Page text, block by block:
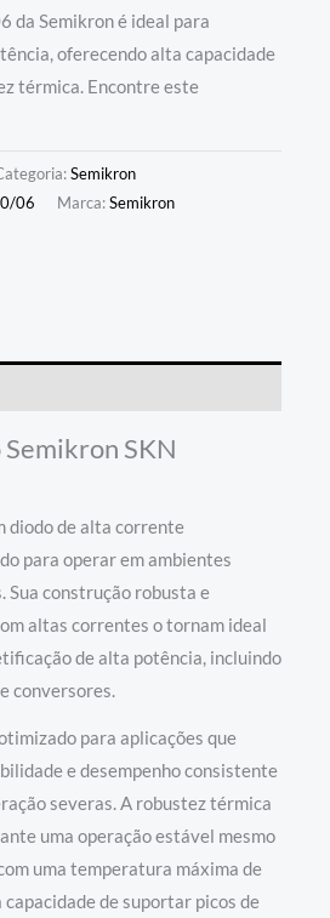
da Semikron é ideal para
oferecendo alta capacidade
térmica. Encontre este
Semikron
06 Marca:Semikron
SKN
diodo de alta corrente
para operar em ambientes
Sua construção robusta e
altas correntes o tornam ideal
de alta potência, incluindo
conversores.
para aplicações que
e desempenho consistente
severas. A robustez térmica
uma operação estável mesmo
uma temperatura máxima de
capacidade de suportar picos de